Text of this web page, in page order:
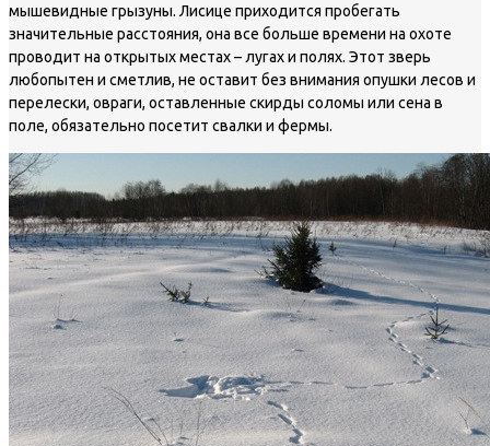
мышевидные грызуны. Лисице приходится пробегать
значительные расстояния, она все больше времени на охоте
проводит на открытых местах – лугах и полях. Этот зверь
любопытен и сметлив, не оставит без внимания опушки лесов и
перелески, овраги, оставленные скирды соломы или сена в
поле, обязательно посетит свалки и фермы.